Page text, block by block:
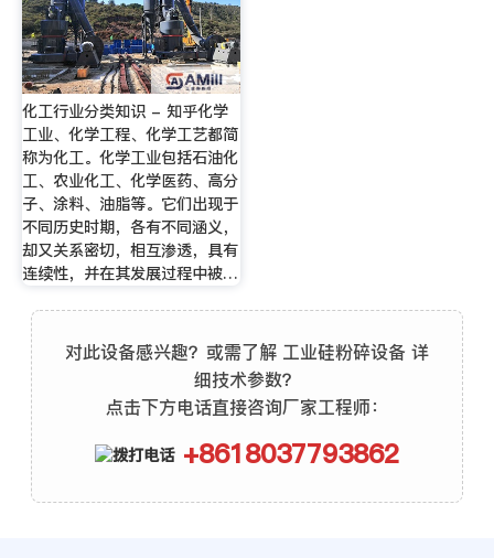
化工行业分类知识 - 知乎化学
工业、化学工程、化学工艺都简
称为化工。化学工业包括石油化
工、农业化工、化学医药、高分
子、涂料、油脂等。它们出现于
不同历史时期，各有不同涵义，
却又关系密切，相互渗透，具有
连续性，并在其发展过程中被…
对此设备感兴趣？或需了解 工业硅粉碎设备 详
细技术参数？
点击下方电话直接咨询厂家工程师：
+8618037793862